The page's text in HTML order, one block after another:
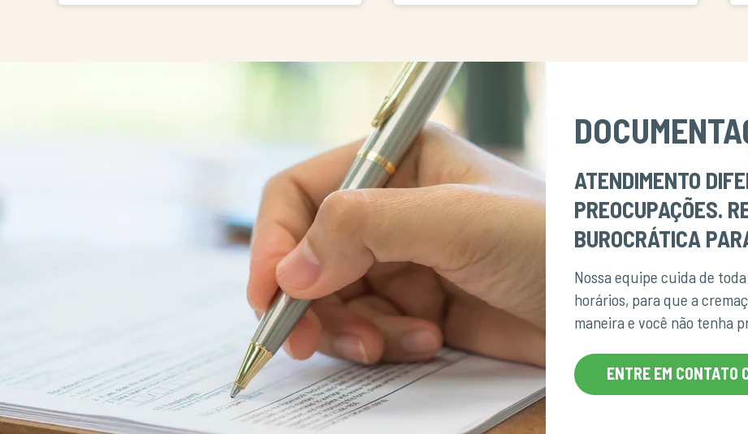
ATENDIMENTO
PREOCUPAÇÕES.
BUROCRÁTICA
Nossa equipe cuida de
horários, para que a
maneira e você não tenha
ENTRE EM CONTATO